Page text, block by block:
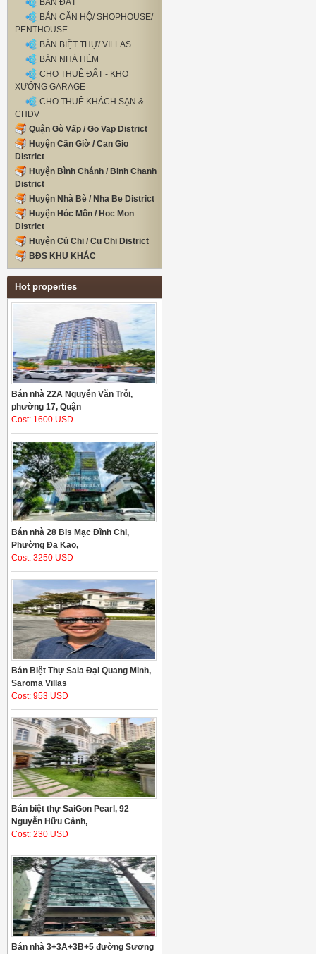
BÁN ĐẤT
BÁN CĂN HỘ/ SHOPHOUSE/
PENTHOUSE
BÁN BIỆT THỰ/ VILLAS
BÁN NHÀ HẺM
CHO THUÊ ĐẤT - KHO
XƯỞNG GARAGE
CHO THUÊ KHÁCH SẠN &
CHDV
Quận Gò Vấp / Go Vap District
Huyện Cần Giờ / Can Gio
District
Huyện Bình Chánh / Binh Chanh
District
Huyện Nhà Bè / Nha Be District
Huyện Hóc Môn / Hoc Mon
District
Huyện Củ Chi / Cu Chi District
BĐS KHU KHÁC
Hot properties
Bán nhà 22A Nguyễn Văn Trỗi,
phường 17, Quận
Cost: 1600 USD
Bán nhà 28 Bis Mạc Đĩnh Chi,
Phường Đa Kao,
Cost: 3250 USD
Bán Biệt Thự Sala Đại Quang Minh,
Saroma Villas
Cost: 953 USD
Bán biệt thự SaiGon Pearl, 92
Nguyễn Hữu Cảnh,
Cost: 230 USD
Bán nhà 3+3A+3B+5 đường Sương